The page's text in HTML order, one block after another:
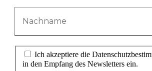
Ich akzeptiere die
in den Empfang des Newsletters ein.